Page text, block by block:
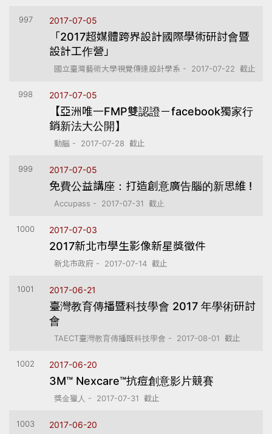
997 2017-07-05
「2017超媒體跨界設計國際學術研討會暨
設計工作營」
國立臺灣藝術大學視覺傳達設計學系 - 2017-07-22 截止
998 2017-07-05
【亞洲唯一FMP雙認證－facebook獨家行
銷新法大公開】
動腦 - 2017-07-28 截止
999 2017-07-05
免費公益講座：打造創意廣告腦的新思維 !
Accupass - 2017-07-31 截止
1000 2017-07-03
2017新北市學生影像新星獎徵件
新北市政府 - 2017-07-14 截止
1001 2017-06-21
臺灣教育傳播暨科技學會 2017 年學術研討
會
TAECT臺灣教育傳播既科技學會 - 2017-08-01 截止
1002 2017-06-20
3M™ Nexcare™抗痘創意影片競賽
獎金獵人 - 2017-07-31 截止
1003 2017-06-20